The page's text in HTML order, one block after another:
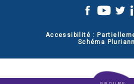
Accessibilité :
Schéma